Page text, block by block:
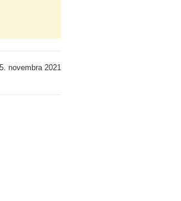
5. novembra 2021